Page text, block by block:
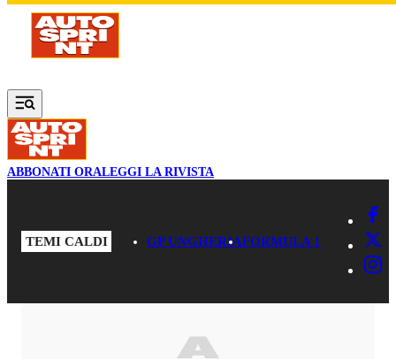
Vai al contenuto principale
ABBONATI ORALEGGI LA RIVISTA
TEMI CALDI GP UNGHERIAFORMULA 1